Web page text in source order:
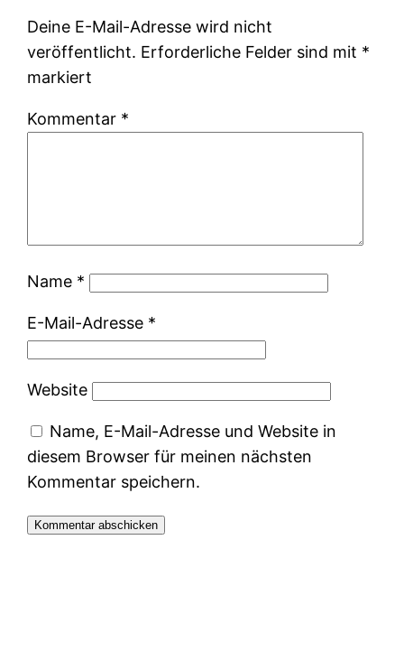
Deine E-Mail-Adresse wird nicht
veröffentlicht. Erforderliche Felder sind mit *
markiert
Kommentar *
Name *
E-Mail-Adresse *
Website
Name, E-Mail-Adresse und Website in
diesem Browser für meinen nächsten
Kommentar speichern.